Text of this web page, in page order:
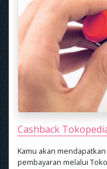
Cashback
Kamu akan
pembayaran melalui